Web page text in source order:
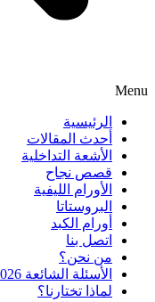
Menu
الرئيسية
أحدث المقالات
الأشعة التداخلية
قصص نجاح
الأورام الليفية
البروستاتا
أورام الكبد
اتصل بنا
من نحن؟
الأسئلة الشائعة 2026
لماذا تختارنا؟